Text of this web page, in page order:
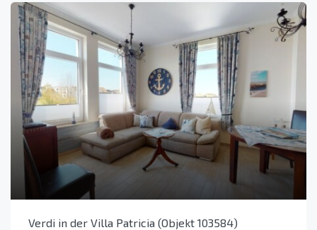
Verdi in der Villa Patricia (Objekt 103584)